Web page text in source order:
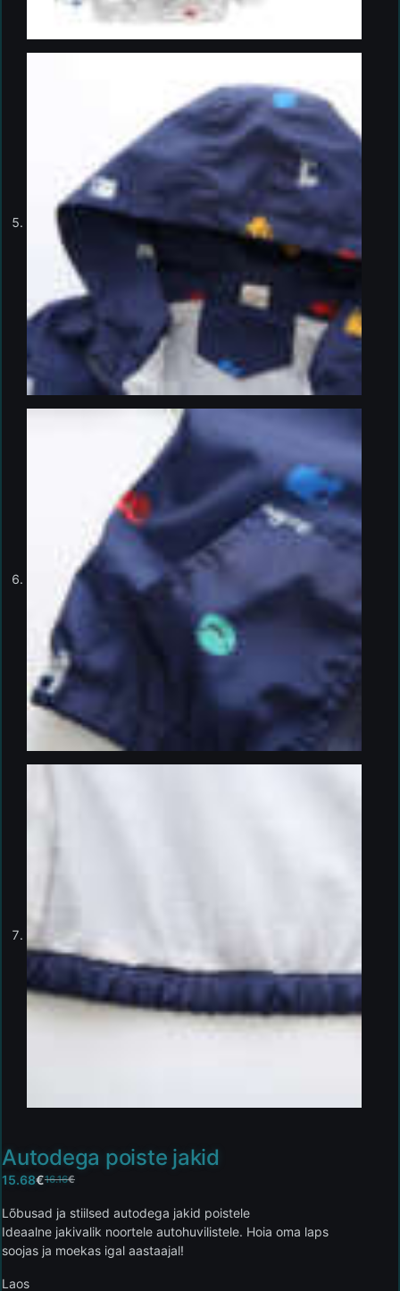
Autodega poiste jakid
16.16€
15.68€
Lõbusad ja stiilsed autodega jakid poistele
Ideaalne jakivalik noortele autohuvilistele. Hoia oma laps
soojas ja moekas igal aastaajal!
Laos